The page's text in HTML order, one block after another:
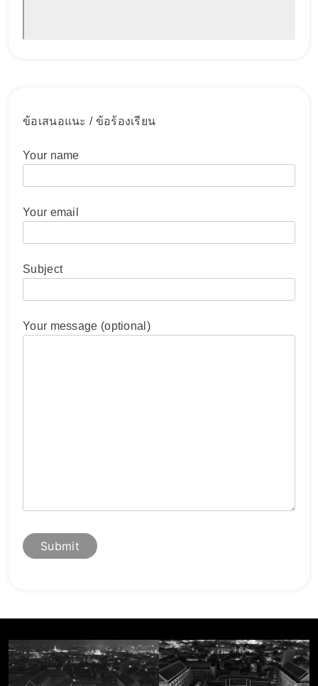
ข้อเสนอแนะ / ข้อร้องเรียน
Your name
Your email
Subject
Your message (optional)